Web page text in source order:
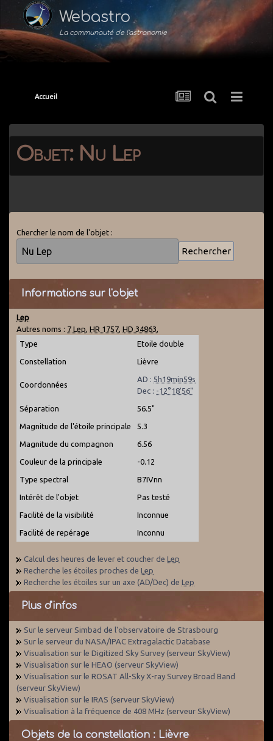
Webastro
La communauté de l'astronomie
Accueil
Objet: Nu Lep
Chercher le nom de l'objet :
Informations sur l'objet
Lep
Autres noms : 7 Lep, HR 1757, HD 34863,
Type
Etoile double
Constellation Lièvre
Coordonnées
AD : 5h19min59s
Dec : -12°18'56"
Séparation 56.5"
Magnitude de l'étoile principale 5.3
Magnitude du compagnon 6.56
Couleur de la principale -0.12
Type spectral B7IVnn
Intérêt de l'objet Pas testé
Facilité de la visibilité Inconnue
Facilité de repérage Inconnu
Calcul des heures de lever et coucher de Lep
Recherche les étoiles proches de Lep
Recherche les étoiles sur un axe (AD/Dec) de Lep
Plus d'infos
Sur le serveur Simbad de l'observatoire de Strasbourg
Sur le serveur du NASA/IPAC Extragalactic Database
Visualisation sur le Digitized Sky Survey (serveur SkyView)
Visualisation sur le HEAO (serveur SkyView)
Visualisation sur le ROSAT All-Sky X-ray Survey Broad Band
(serveur SkyView)
Visualisation sur le IRAS (serveur SkyView)
Visualisation à la fréquence de 408 MHz (serveur SkyView)
Objets de la constellation : Lièvre